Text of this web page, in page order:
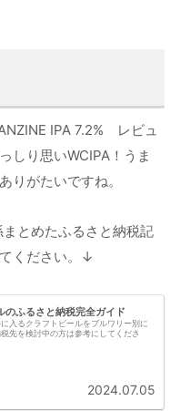
IPA 7.2% レビュ
しり思いWCIPA！うま
りがたいですね。
とめたふるさと納税記
ください。↓
のふるさと納税完全ガイド
入るクラフトビールをブルワリー別に
先を検討中の方は参考にしてくださ
2024.07.05